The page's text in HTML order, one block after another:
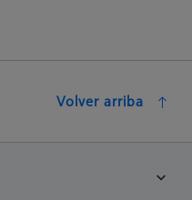
Volver arriba